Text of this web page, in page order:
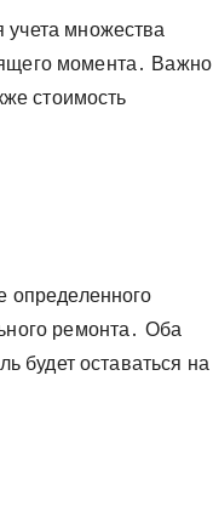
множества
момента․ Важно
стоимость
определенного
ремонта․ Оба
будет оставаться на